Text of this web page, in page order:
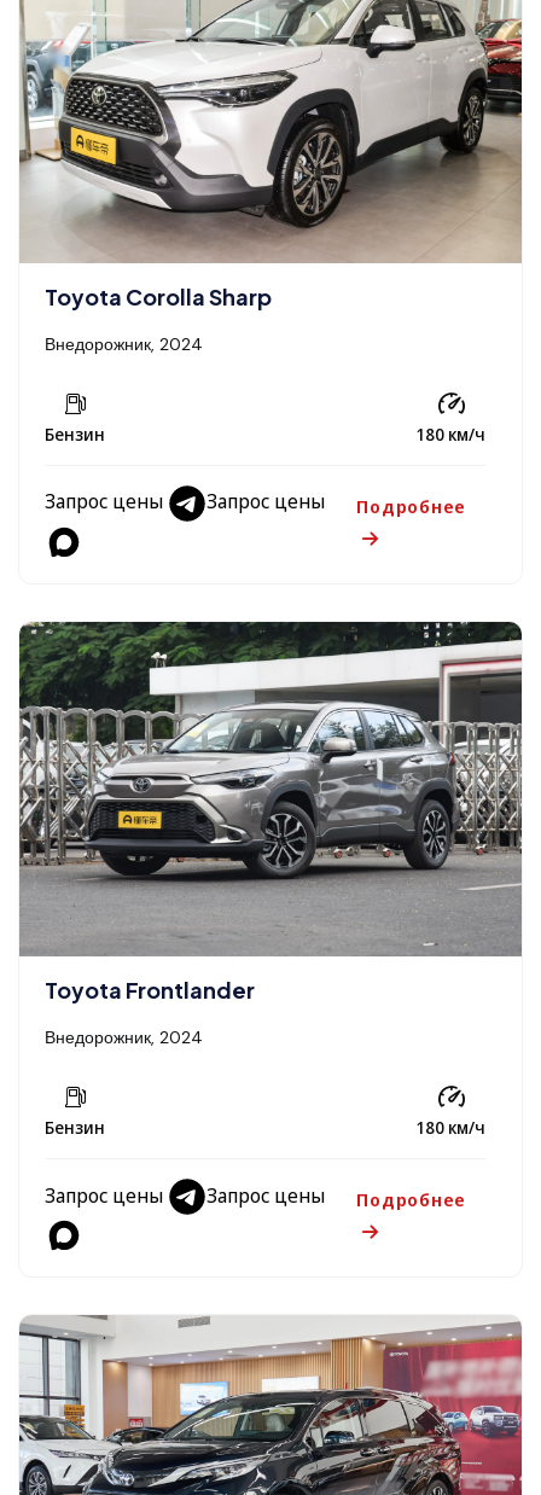
Toyota Corolla Sharp
Внедорожник, 2024
Бензин 180 км/ч
Запрос цены Запрос цены Подробнее
Toyota Frontlander
Внедорожник, 2024
Бензин 180 км/ч
Запрос цены Запрос цены Подробнее